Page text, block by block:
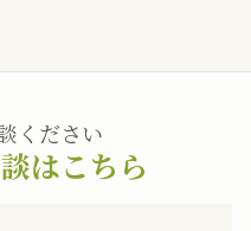
ください
はこちら